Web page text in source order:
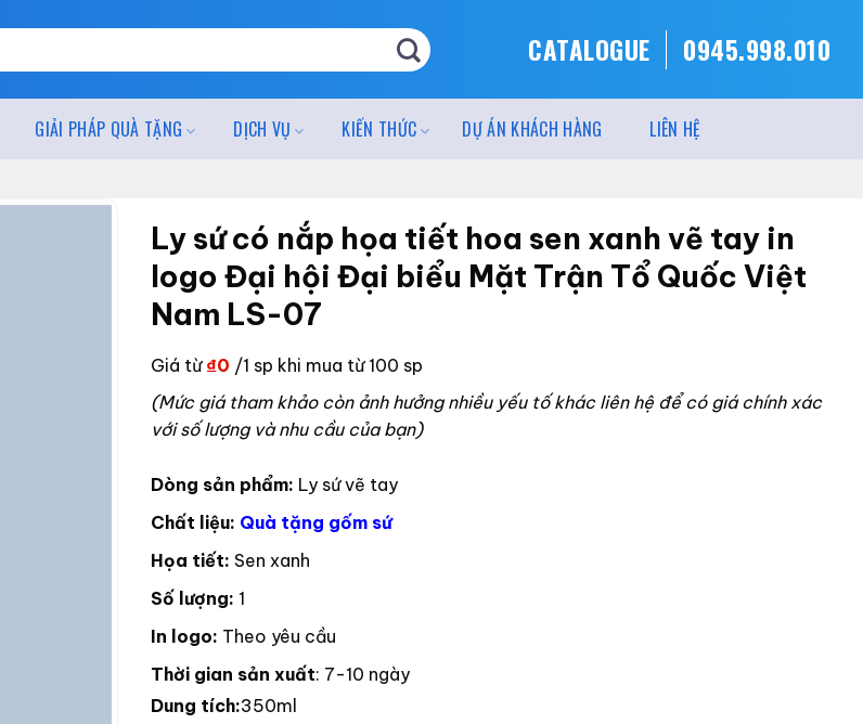
CATALOGUE 0945.998.010
GIẢI PHÁP QUÀ TẶNG DỊCH VỤ KIẾN THỨC DỰ ÁN KHÁCH HÀNG LIÊN HỆ
Ly sứ có nắp họa tiết hoa sen xanh vẽ tay in
logo Đại hội Đại biểu Mặt Trận Tổ Quốc Việt
Nam LS-07
Giá từ ₫0 /1 sp khi mua từ 100 sp
(Mức giá tham khảo còn ảnh hưởng nhiều yếu tố khác liên hệ để có giá chính xác
với số lượng và nhu cầu của bạn)
Dòng sản phẩm: Ly sứ vẽ tay
Chất liệu: Quà tặng gốm sứ
Họa tiết: Sen xanh
Số lượng: 1
In logo: Theo yêu cầu
Thời gian sản xuất: 7-10 ngày
Dung tích:350ml